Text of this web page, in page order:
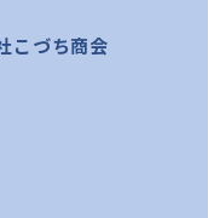
こづち商会